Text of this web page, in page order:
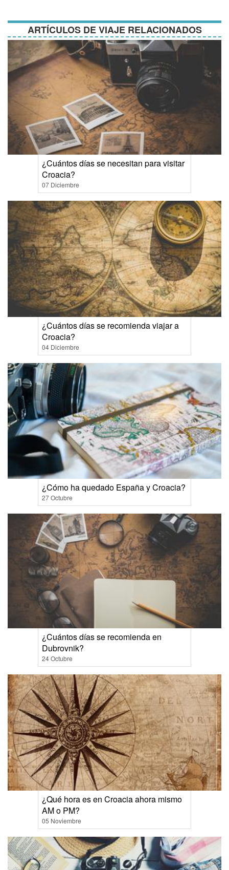
ARTÍCULOS DE VIAJE RELACIONADOS
¿Cuántos días se necesitan para visitar
Croacia?
07 Diciembre
¿Cuántos días se recomienda viajar a
Croacia?
04 Diciembre
¿Cómo ha quedado España y Croacia?
27 Octubre
¿Cuántos días se recomienda en
Dubrovnik?
24 Octubre
¿Qué hora es en Croacia ahora mismo
AM o PM?
05 Noviembre